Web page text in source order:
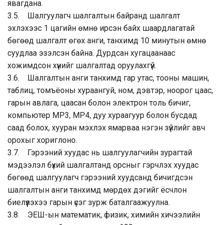
явагдана.
3.5. Шалгуулагч шалгалтын байранд шалгалт
эхлэхээс 1 цагийн өмнө ирсэн байх шаардлагатай
бөгөөд шалгалт өгөх анги, танхимд 10 минутын өмнө
суудлаа эзэлсэн байна. Дурдсан хугацаанаас
хожимдсон хүнийг шалгалтад оруулахгүй.
3.6. Шалгалтын анги танхимд гар утас, тооны машин,
таблиц, томъёоны хураангуй, ном, дэвтэр, ноорог цаас,
гарын авлага, цаасан болон электрон толь бичиг,
компьютер MP3, MР4, дуу хураагуур болон бусдад
саад болох, хууран мэхлэх ямарваа нэгэн зүйлийг авч
орохыг хориглоно.
3.7. Гэрээний хуудас нь шалгуулагчийн зурагтай
мэдээлэл бүхий шалгалтанд орсныг гэрчлэх хуудас
бөгөөд шалгуулагч гэрээний хуудсанд бичигдсэн
шалгалтын анги танхимд мөрдөх дэгийг ёсчлон
биелүүлэхээ гарын үсэг зурж баталгаажуулна.
3.8. ЭЕШ-ын математик, физик, химийн хичээлийн